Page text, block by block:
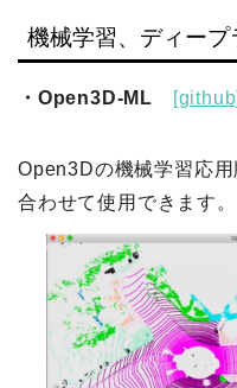
機械学習、ディー
・Open3D-ML [github]
Open3Dの機械学習応
合わせて使用できます。